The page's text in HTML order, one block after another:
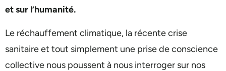
et sur l’humanité.
Le réchauffement climatique, la récente crise
sanitaire et tout simplement une prise de conscience
collective nous poussent à nous interroger sur nos